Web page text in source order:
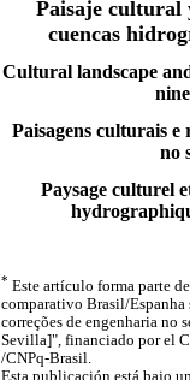
Paisaje cultural
cuencas
Cultural landscape
Paisagens culturais e
no
Paysage culturel
* Este artículo forma parte
comparativo Brasil/Espanha
correções de engenharia
Sevilla]", financiado por el
/CNPq-Brasil.
Esta publicación está bajo